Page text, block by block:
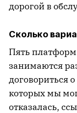
дорогой в
Сколько
Пять
занимаются
договориться
которых мы
отказалась,